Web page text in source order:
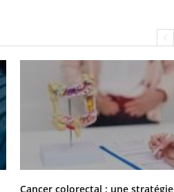
Cancer colorectal : une stratégie